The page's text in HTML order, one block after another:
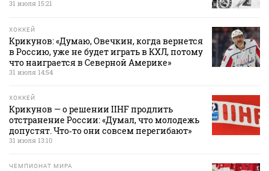
31 июля 15:21
ХОККЕЙ
Крикунов: «Думаю, Овечкин, когда вернется
в Россию, уже не будет играть в КХЛ, потому
что наиграется в Северной Америке»
31 июля 14:54
ХОККЕЙ
Крикунов — о решении IIHF продлить
отстранение России: «Думал, что молодежь
допустят. Что‑то они совсем перегибают»
31 июля 13:10
ЧЕМПИОНАТ МИРА